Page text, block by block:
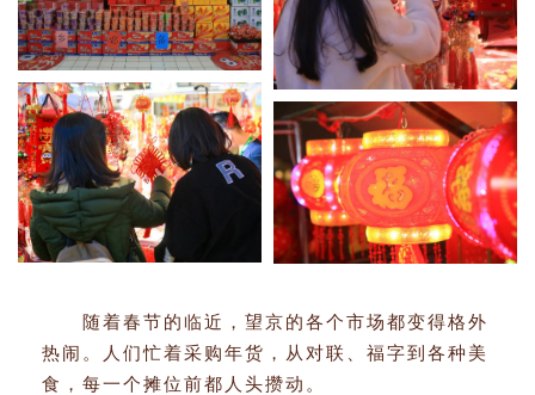
随着春节的临近，望京的各个市场都变得格外
热闹。人们忙着采购年货，从对联、福字到各种美
食，每一个摊位前都人头攒动。